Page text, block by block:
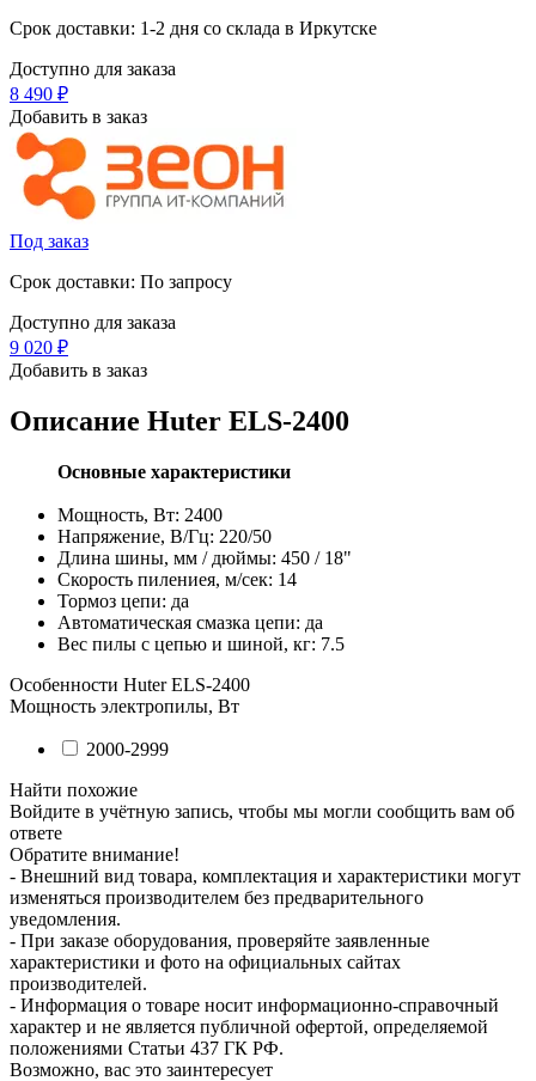
Срок доставки: 1-2 дня со склада в Иркутске
Доступно для заказа
8 490 ₽
Добавить в заказ
Под заказ
Срок доставки: По запросу
Доступно для заказа
9 020 ₽
Добавить в заказ
Описание Huter ELS-2400
Основные характеристики
Мощность, Вт: 2400
Напряжение, В/Гц: 220/50
Длина шины, мм / дюймы: 450 / 18"
Скорость пилениея, м/сек: 14
Тормоз цепи: да
Автоматическая смазка цепи: да
Вес пилы с цепью и шиной, кг: 7.5
Особенности Huter ELS-2400
Мощность электропилы, Вт
2000-2999
Найти похожие
Войдите в учётную запись, чтобы мы могли сообщить вам об
ответе
Обратите внимание!
- Внешний вид товара, комплектация и характеристики могут
изменяться производителем без предварительного
уведомления.
- При заказе оборудования, проверяйте заявленные
характеристики и фото на официальных сайтах
производителей.
- Информация о товаре носит информационно-справочный
характер и не является публичной офертой, определяемой
положениями Статьи 437 ГК РФ.
Возможно, вас это заинтересует